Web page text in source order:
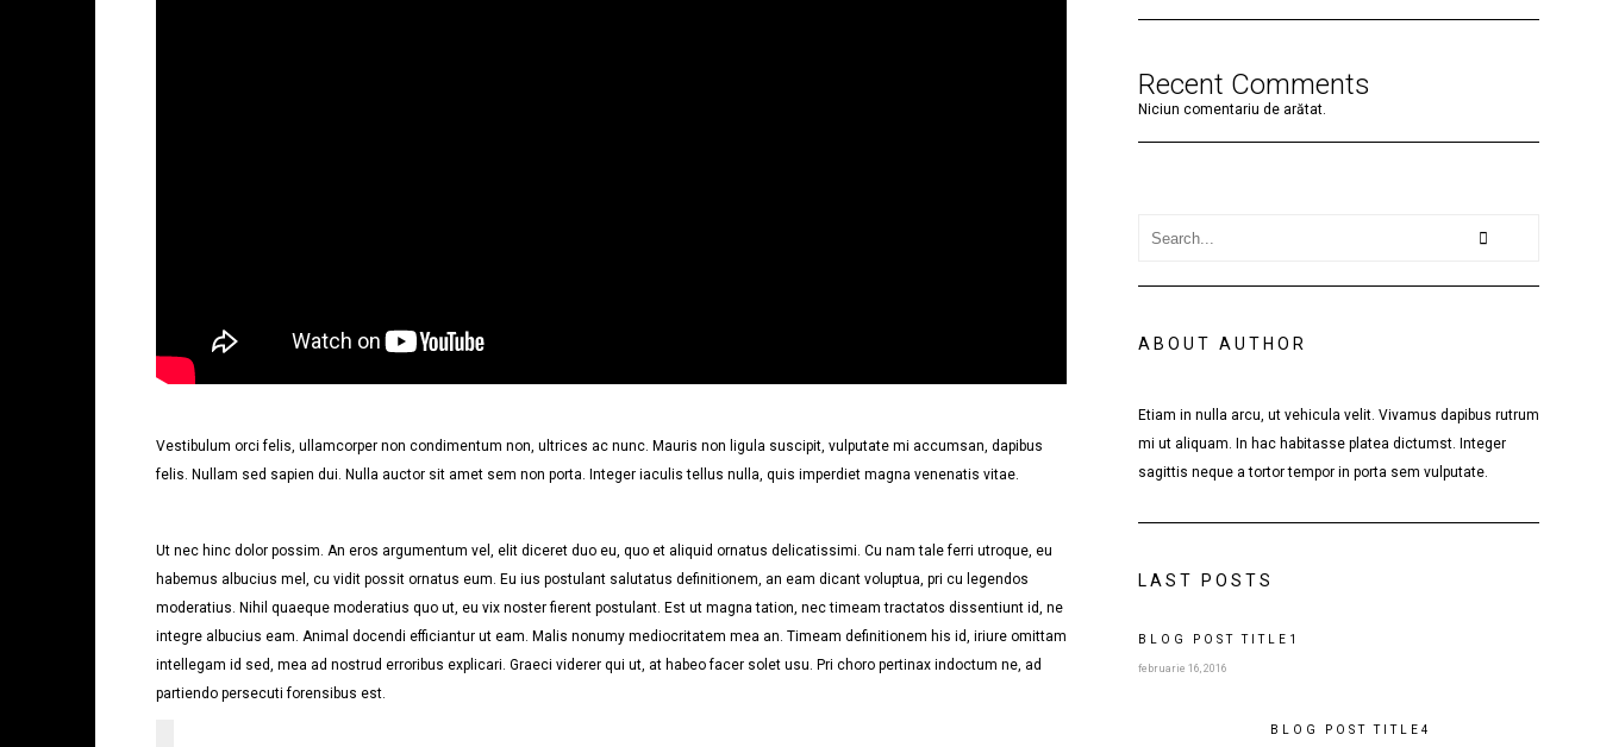
Vestibulum orci felis, ullamcorper non condimentum non, ultrices ac nunc. Mauris non ligula suscipit, vulputate mi accumsan, dapibus
felis. Nullam sed sapien dui. Nulla auctor sit amet sem non porta. Integer iaculis tellus nulla, quis imperdiet magna venenatis vitae.
Ut nec hinc dolor possim. An eros argumentum vel, elit diceret duo eu, quo et aliquid ornatus delicatissimi. Cu nam tale ferri utroque, eu
habemus albucius mel, cu vidit possit ornatus eum. Eu ius postulant salutatus definitionem, an eam dicant voluptua, pri cu legendos
moderatius. Nihil quaeque moderatius quo ut, eu vix noster fierent postulant. Est ut magna tation, nec timeam tractatos dissentiunt id, ne
integre albucius eam. Animal docendi efficiantur ut eam. Malis nonumy mediocritatem mea an. Timeam definitionem his id, iriure omittam
intellegam id sed, mea ad nostrud erroribus explicari. Graeci viderer qui ut, at habeo facer solet usu. Pri choro pertinax indoctum ne, ad
partiendo persecuti forensibus est.
Recent Comments
Niciun comentariu de arătat.
ABOUT AUTHOR
Etiam in nulla arcu, ut vehicula velit. Vivamus dapibus rutrum
mi ut aliquam. In hac habitasse platea dictumst. Integer
sagittis neque a tortor tempor in porta sem vulputate.
LAST POSTS
BLOG POSTTITLE 1
februarie 16, 2016
BLOG POSTTITLE4